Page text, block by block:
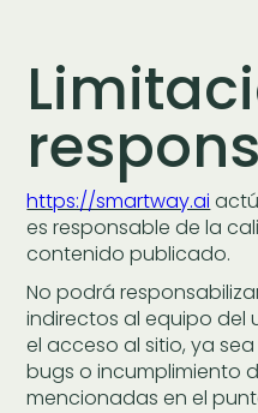
https://smartway.ai
es responsable de la
contenido publicado.
No podrá
indirectos al equipo del
el acceso al sitio, ya
bugs o incumplimiento
mencionadas en el